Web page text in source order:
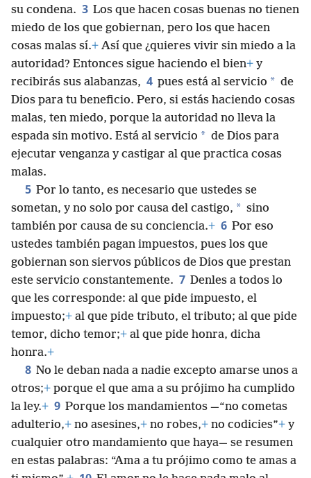
su condena. 3 Los que hacen cosas buenas no tienen
miedo de los que gobiernan, pero los que hacen
cosas malas sí.+ Así que ¿quieres vivir sin miedo a la
autoridad? Entonces sigue haciendo el bien+ y
recibirás sus alabanzas, 4 pues está al servicio * de
Dios para tu beneficio. Pero, si estás haciendo cosas
malas, ten miedo, porque la autoridad no lleva la
espada sin motivo. Está al servicio * de Dios para
ejecutar venganza y castigar al que practica cosas
malas.
5 Por lo tanto, es necesario que ustedes se
sometan, y no solo por causa del castigo, * sino
también por causa de su conciencia.+ 6 Por eso
ustedes también pagan impuestos, pues los que
gobiernan son siervos públicos de Dios que prestan
este servicio constantemente. 7 Denles a todos lo
que les corresponde: al que pide impuesto, el
impuesto;+ al que pide tributo, el tributo; al que pide
temor, dicho temor;+ al que pide honra, dicha
honra.+
8 No le deban nada a nadie excepto amarse unos a
otros;+ porque el que ama a su prójimo ha cumplido
la ley.+ 9 Porque los mandamientos —“no cometas
adulterio,+ no asesines,+ no robes,+ no codicies”+ y
cualquier otro mandamiento que haya— se resumen
en estas palabras: “Ama a tu prójimo como te amas a